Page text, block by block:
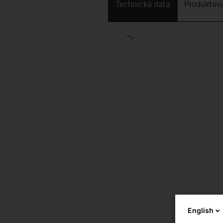
Technická data
English